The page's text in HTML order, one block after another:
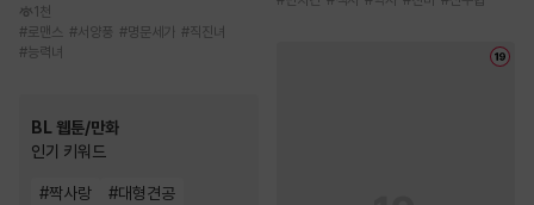
1천
#로맨스 #서양풍 #명문세가 #직진녀
#능력녀
BL 웹툰/만화
인기 키워드
#짝사랑 #대형견공